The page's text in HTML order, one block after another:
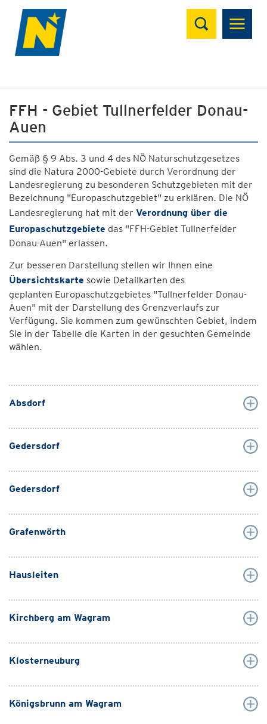
Suchen
FFH - Gebiet Tullnerfelder Donau-
Auen
Gemäß § 9 Abs. 3 und 4 des NÖ Naturschutzgesetzes
sind die Natura 2000-Gebiete durch Verordnung der
Landesregierung zu besonderen Schutzgebieten mit der
Bezeichnung "Europaschutzgebiet" zu erklären. Die NÖ
Landesregierung hat mit der Verordnung über die
Europaschutzgebiete das "FFH-Gebiet Tullnerfelder
Donau-Auen" erlassen.
Zur besseren Darstellung stellen wir Ihnen eine
Übersichtskarte sowie Detailkarten des
geplanten Europaschutzgebietes "Tullnerfelder Donau-
Auen" mit der Darstellung des Grenzverlaufs zur
Verfügung. Sie kommen zum gewünschten Gebiet, indem
Sie in der Tabelle die Karten in der gesuchten Gemeinde
wählen.
Absdorf
Gedersdorf
Gedersdorf
Grafenwörth
Hausleiten
Kirchberg am Wagram
Klosterneuburg
Königsbrunn am Wagram